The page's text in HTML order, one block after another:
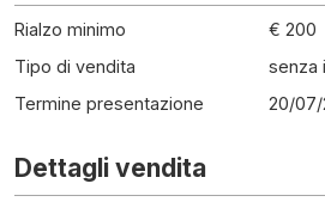
Rialzo minimo
€ 200
Tipo di vendita
senza
Termine presentazione
20/07/
Dettagli vendita